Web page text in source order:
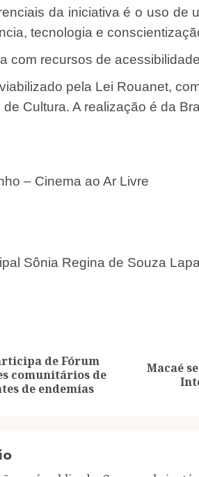
da iniciativa é o uso de
tecnologia e
com recursos de
pela Lei Rouanet,
Cultura. A realização é da
– Cinema ao Ar Livre
Sônia Regina de Souza
Previous
de Fórum
comunitários de
de endemias
NextMacaé